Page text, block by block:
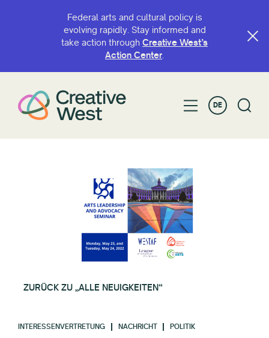
Federal arts and cultural policy is
evolving rapidly. Stay informed and
take action through Creative West’s
Action Center.
DE
ZURÜCK ZU „ALLE NEUIGKEITEN“
INTERESSENVERTRETUNG NACHRICHT POLITIK